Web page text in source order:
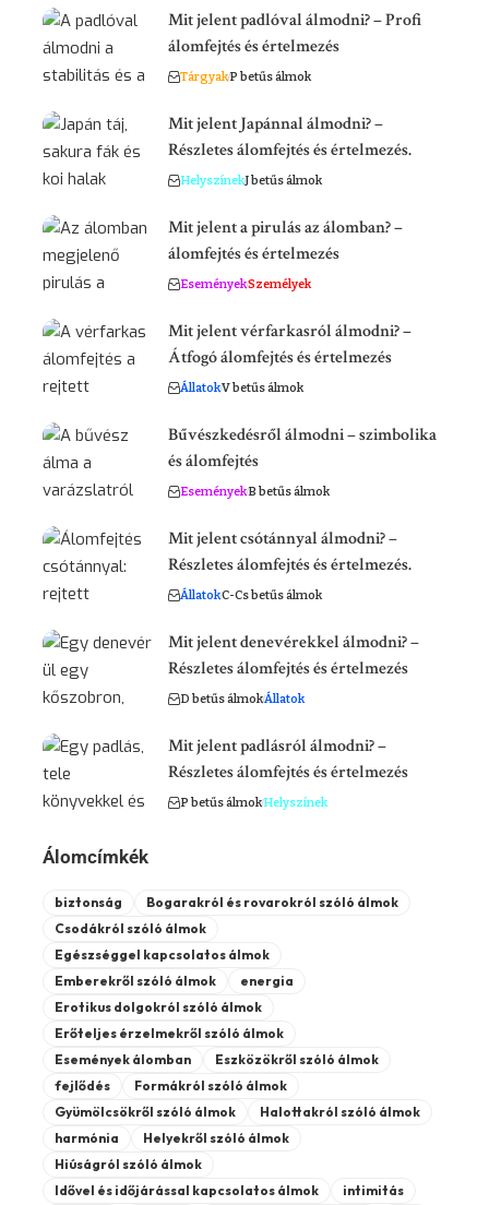
Mit jelent padlóval álmodni? – Profi
álomfejtés és értelmezés
TárgyakP betűs álmok
Mit jelent Japánnal álmodni? –
Részletes álomfejtés és értelmezés.
HelyszínekJ betűs álmok
Mit jelent a pirulás az álomban? –
álomfejtés és értelmezés
EseményekSzemélyek
Mit jelent vérfarkasról álmodni? –
Átfogó álomfejtés és értelmezés
ÁllatokV betűs álmok
Bűvészkedésről álmodni – szimbolika
és álomfejtés
EseményekB betűs álmok
Mit jelent csótánnyal álmodni? –
Részletes álomfejtés és értelmezés.
ÁllatokC-Cs betűs álmok
Mit jelent denevérekkel álmodni? –
Részletes álomfejtés és értelmezés
D betűs álmokÁllatok
Mit jelent padlásról álmodni? –
Részletes álomfejtés és értelmezés
P betűs álmokHelyszínek
Álomcímkék
biztonság
Bogarakról és rovarokról szóló álmok
Csodákról szóló álmok
Egészséggel kapcsolatos álmok
Emberekről szóló álmok
energia
Erotikus dolgokról szóló álmok
Erőteljes érzelmekről szóló álmok
Események álomban
Eszközökről szóló álmok
fejlődés
Formákról szóló álmok
Gyümölcsökről szóló álmok
Halottakról szóló álmok
harmónia
Helyekről szóló álmok
Hiúságról szóló álmok
Idővel és időjárással kapcsolatos álmok
intimitás